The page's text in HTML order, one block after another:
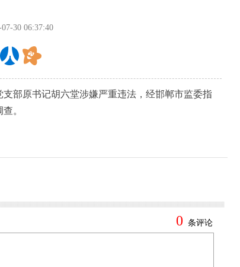
07-30 06:37:40
原书记胡六堂涉嫌严重违法，经邯郸市监委指
。